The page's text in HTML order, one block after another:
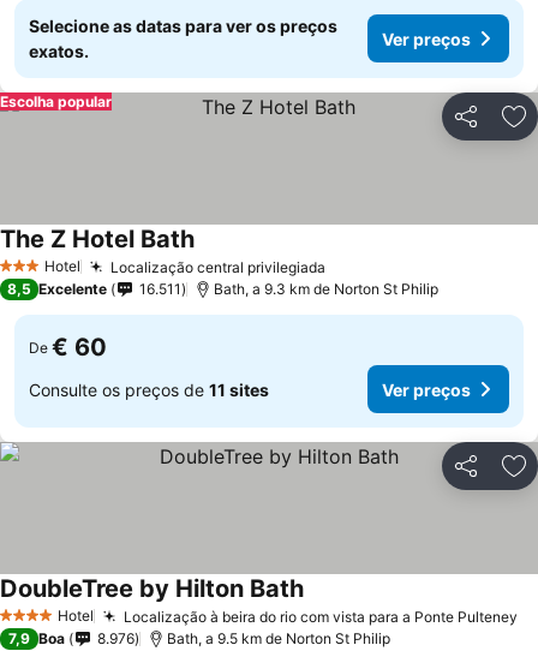
Selecione as datas para ver os preços
exatos.
Ver preços
Partilhar
Escolha popular
3 EstrelasHotel Localização central privilegiada
The Z Hotel Bath
8,5 Excelente 16.511 Bath, a 9.3 km de Norton St Philip
De € 60
Consulte os preços de 11 sites Ver preços
Partilhar
4 EstrelasHotel Localização à beira do rio com vista para a Ponte Pulteney
DoubleTree by Hilton Bath
7,9 Boa 8.976 Bath, a 9.5 km de Norton St Philip